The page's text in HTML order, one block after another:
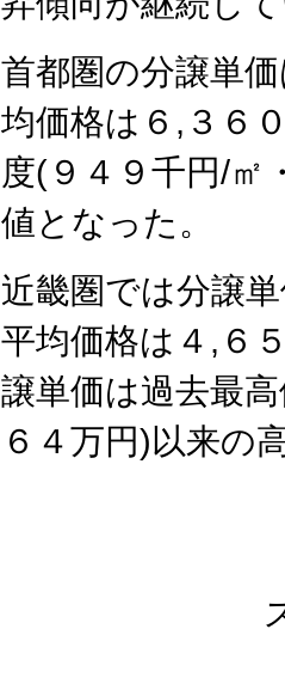
首都圏の分譲単
均価格は６,３６
度(９４９千円/㎡
値となった。
近畿圏では分譲
平均価格は４,６
譲単価は過去最
６４万円)以来の